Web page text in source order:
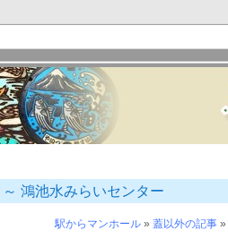
鴻池水みらいセンター
駅からマンホール » 蓋以外の記事 »